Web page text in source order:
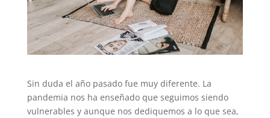
Sin duda el año pasado fue muy diferente. La
pandemia nos ha enseñado que seguimos siendo
vulnerables y aunque nos dediquemos a lo que sea,